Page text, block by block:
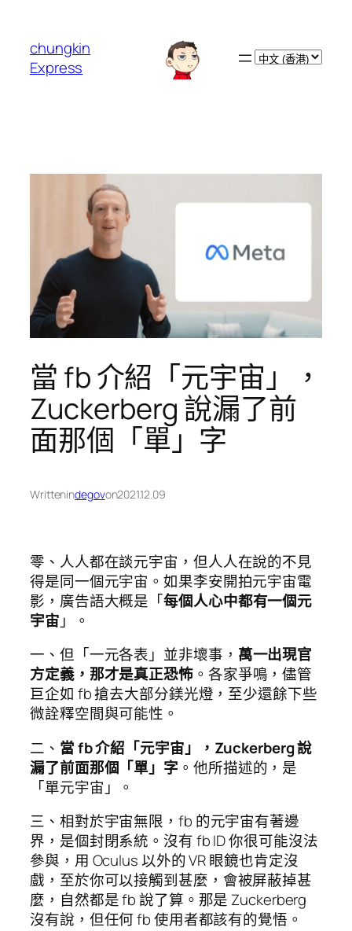
chungkin
Express
Choose
當 fb 介紹「元宇宙」，
Zuckerberg 說漏了前
面那個「單」字
Writtenindegovon2021.12.09
零、人人都在談元宇宙，但人人在說的不見
得是同一個元宇宙。如果李安開拍元宇宙電
影，廣告語大概是「每個人心中都有一個元
宇宙 」。
一、但「一元各表」並非壞事， 萬一出現官
方定義，那才是真正恐怖。各家爭鳴，儘管
巨企如 fb 搶去大部分鎂光燈，至少還餘下些
微詮釋空間與可能性。
二、 當 fb 介紹「元宇宙」，Zuckerberg 說
漏了前面那個「單」字 。他所描述的，是
「單元宇宙」。
三、相對於宇宙無限，fb 的元宇宙有著邊
界，是個封閉系統。沒有 fb ID 你很可能沒法
參與，用 Oculus 以外的 VR 眼鏡也肯定沒
戲，至於你可以接觸到甚麼，會被屏蔽掉甚
麼，自然都是 fb 說了算。那是 Zuckerberg
沒有說，但任何 fb 使用者都該有的覺悟。